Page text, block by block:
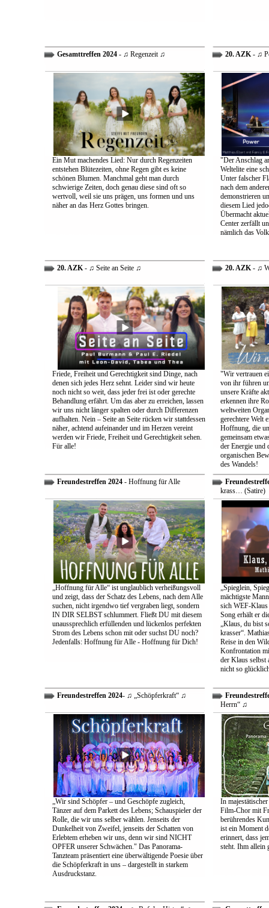
Gesamttreffen 2024- ♫ Regenzeit ♫
Ein Mut machendes Lied: Nur durch Regenzeiten
entstehen Blütezeiten, ohne Regen gibt es keine
schönen Blumen. Manchmal geht man durch
schwierige Zeiten, doch genau diese sind oft so
wertvoll, weil sie uns prägen, uns formen und uns
näher an das Herz Gottes bringen.
20. AZK- ♫
"Der Anschlag
Weltelite eine
Unter falscher
nach dem
demonstrieren
diesem Lied
Übermacht
Center zerfällt
nämlich das
20. AZK- ♫ Seite an Seite ♫
Friede, Freiheit und Gerechtigkeit sind Dinge, nach
denen sich jedes Herz sehnt. Leider sind wir heute
noch nicht so weit, dass jeder frei ist oder gerechte
Behandlung erfährt. Um das aber zu erreichen, lassen
wir uns nicht länger spalten oder durch Differenzen
aufhalten. Nein – Seite an Seite rücken wir stattdessen
näher, achtend aufeinander und im Herzen vereint
werden wir Friede, Freiheit und Gerechtigkeit sehen.
Für alle!
20. AZK- ♫
"Wir vertrauen
von ihr führen
unsere Kräfte
erkennen ihre
weltweiten
gerechtere Welt
Hoffnung, die
gemeinsam
der Energie und
organischen
des Wandels!
Freundestreffen 2024- Hoffnung für Alle
„Hoffnung für Alle“ ist unglaublich verheißungsvoll
und zeigt, dass der Schatz des Lebens, nach dem Alle
suchen, nicht irgendwo tief vergraben liegt, sondern
IN DIR SELBST schlummert. Fließt DU mit diesem
unaussprechlich erfüllenden und lückenlos perfekten
Strom des Lebens schon mit oder suchst DU noch?
Jedenfalls: Hoffnung für Alle - Hoffnung für Dich!
krass… (Satire)
„Spieglein,
mächtigste
sich WEF-Klaus
Song erhält er
„Klaus, du bist
krasser“.
Reise in den
Konfrontation
der Klaus
nicht so
Freundestreffen 2024- ♫ „Schöpferkraft“ ♫
„Wir sind Schöpfer – und Geschöpfe zugleich,
Tänzer auf dem Parkett des Lebens; Schauspieler der
Rolle, die wir uns selber wählen. Jenseits der
Dunkelheit von Zweifel, jenseits der Schatten von
Erlebtem erheben wir uns, denn wir sind NICHT
OPFER unserer Schwächen." Das Panorama-
Tanzteam präsentiert eine überwältigende Poesie über
die Schöpferkraft in uns – dargestellt in starkem
Ausdruckstanz.
Herrn“ ♫
In
Film-Chor mit
berührendes
ist ein Moment
erinnert, dass
steht. Ihm allein